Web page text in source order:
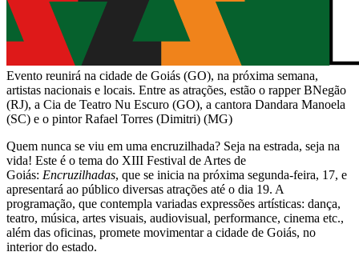
Evento reunirá na cidade de Goiás (GO), na próxima semana,
artistas nacionais e locais. Entre as atrações, estão o rapper BNegão
(RJ), a Cia de Teatro Nu Escuro (GO), a cantora Dandara Manoela
(SC) e o pintor Rafael Torres (Dimitri) (MG)
Quem nunca se viu em uma encruzilhada? Seja na estrada, seja na
vida! Este é o tema do XIII Festival de Artes de
Goiás: Encruzilhadas, que se inicia na próxima segunda-feira, 17, e
apresentará ao público diversas atrações até o dia 19. A
programação, que contempla variadas expressões artísticas: dança,
teatro, música, artes visuais, audiovisual, performance, cinema etc.,
além das oficinas, promete movimentar a cidade de Goiás, no
interior do estado.